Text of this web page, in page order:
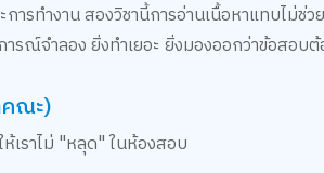
รทำงาน สองวิชานี้การอ่านเนื้อหาแทบไม่ช่
รณ์จำลอง ยิ่งทำเยอะ ยิ่งมองออกว่าข้อสอบ
ณะ)
เราไม่ "หลุด" ในห้องสอบ